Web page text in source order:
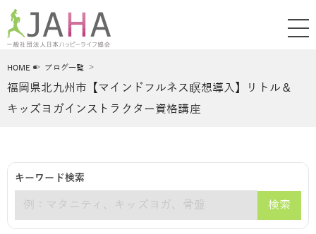
HOME ブログ一覧
福岡県北九州市【マインドフルネス瞑想導入】リトル＆
キッズヨガインストラクター資格講座
キーワード検索
検索